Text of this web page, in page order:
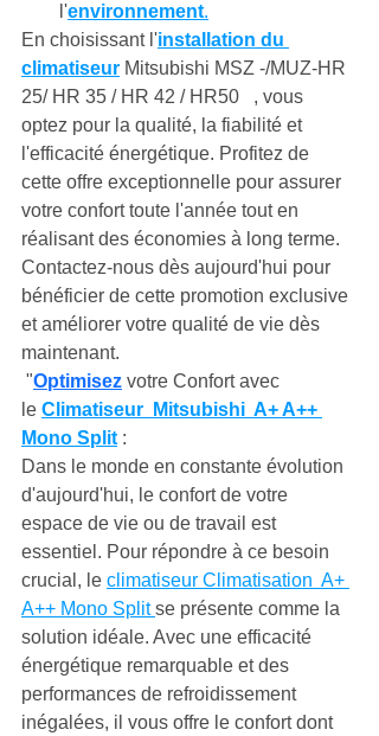
l'environnement.
En choisissant l'installation du
climatiseur Mitsubishi MSZ -/MUZ-HR
25/ HR 35 / HR 42 / HR50   , vous
optez pour la qualité, la fiabilité et
l'efficacité énergétique. Profitez de
cette offre exceptionnelle pour assurer
votre confort toute l'année tout en
réalisant des économies à long terme.
Contactez-nous dès aujourd'hui pour
bénéficier de cette promotion exclusive
et améliorer votre qualité de vie dès
maintenant.
"Optimisez votre Confort avec
le Climatiseur  Mitsubishi  A+ A++
Mono Split :
Dans le monde en constante évolution
d'aujourd'hui, le confort de votre
espace de vie ou de travail est
essentiel. Pour répondre à ce besoin
crucial, le climatiseur Climatisation  A+
A++ Mono Split se présente comme la
solution idéale. Avec une efficacité
énergétique remarquable et des
performances de refroidissement
inégalées, il vous offre le confort dont